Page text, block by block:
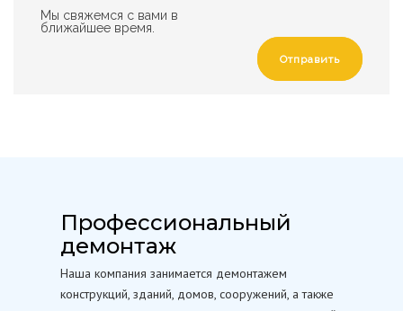
Мы свяжемся с вами в
ближайшее время.
Отправить
Профессиональный
демонтаж
Наша компания занимается демонтажем
конструкций, зданий, домов, сооружений, а также